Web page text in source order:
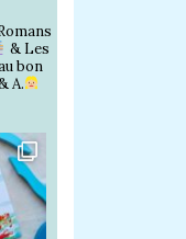
& Les
bon
A.